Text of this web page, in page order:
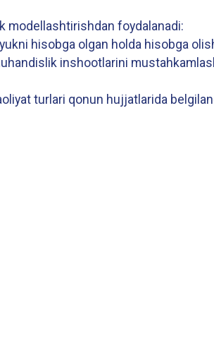
modellashtirishdan foydalanadi:
hisobga olgan holda hisobga
inshootlarini
turlari qonun hujjatlarida